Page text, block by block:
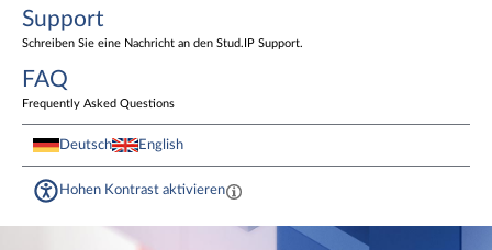
Support
Schreiben Sie eine Nachricht an den Stud.IP Support.
FAQ
Frequently Asked Questions
Deutsch English
Hohen Kontrast aktivieren